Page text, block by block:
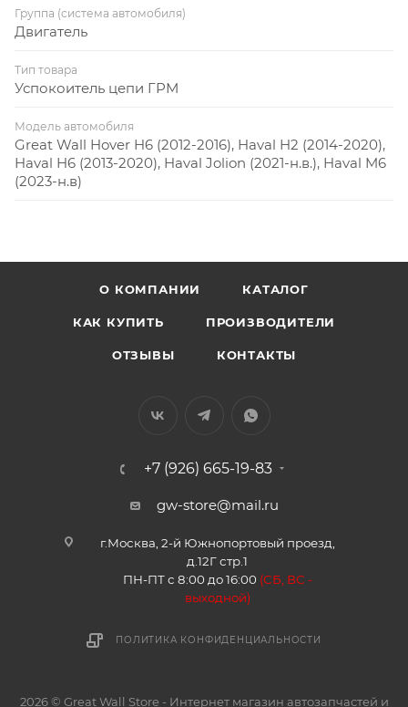
Группа (система автомобиля)
Двигатель
Тип товара
Успокоитель цепи ГРМ
Модель автомобиля
Great Wall Hover H6 (2012-2016), Haval H2 (2014-2020),
Haval H6 (2013-2020), Haval Jolion (2021-н.в.), Haval M6
(2023-н.в)
О КОМПАНИИ КАТАЛОГ
КАК КУПИТЬ ПРОИЗВОДИТЕЛИ
ОТЗЫВЫ КОНТАКТЫ
+7 (926) 665-19-83
gw-store@mail.ru
г.Москва, 2-й Южнопортовый проезд,
д.12Г стр.1
ПН-ПТ с 8:00 до 16:00 (СБ, ВС -
выходной)
ПОЛИТИКА КОНФИДЕНЦИАЛЬНОСТИ
2026 © Great Wall Store - Интернет магазин автозапчастей и